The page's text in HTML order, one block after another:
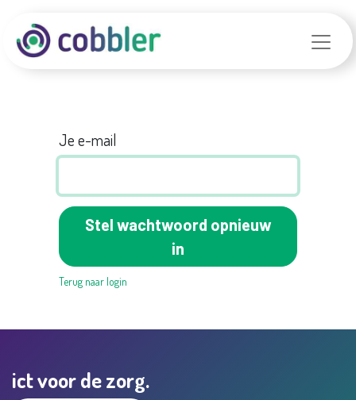
Je e-mail
Stel wachtwoord opnieuw
in
Terug naar login
ict voor de zorg.